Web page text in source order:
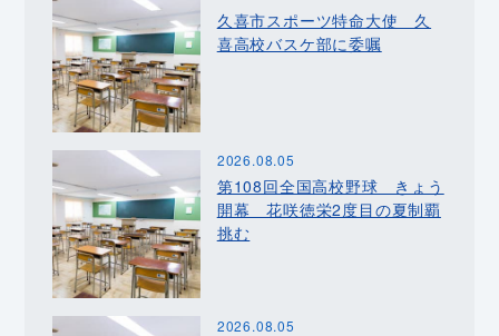
久喜市スポーツ特命大使 久
喜高校バスケ部に委嘱
2026.08.05
第108回全国高校野球 きょう
開幕 花咲徳栄2度目の夏制覇
挑む
2026.08.05